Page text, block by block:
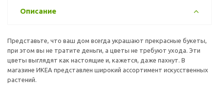
Описание
Представьте, что ваш дом всегда украшают прекрасные букеты,
при этом вы не тратите деньги, а цветы не требуют ухода. Эти
цветы выглядят как настоящие и, кажется, даже пахнут. В
магазине ИКЕА представлен широкий ассортимент искусственных
растений.